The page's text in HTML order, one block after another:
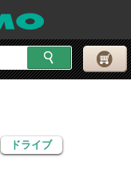
ドライブ